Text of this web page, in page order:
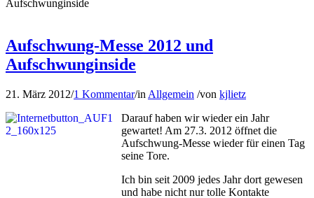
Aufschwunginside
Aufschwung-Messe 2012 und
Aufschwunginside
21. März 2012/1 Kommentar/in Allgemein /von kjlietz
Darauf haben wir wieder ein Jahr
gewartet! Am 27.3. 2012 öffnet die
Aufschwung-Messe wieder für einen Tag
seine Tore.
Ich bin seit 2009 jedes Jahr dort gewesen
und habe nicht nur tolle Kontakte